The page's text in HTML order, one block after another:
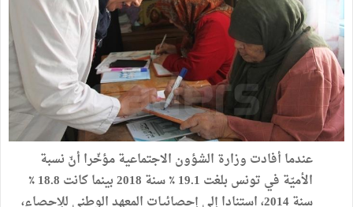
عندما أفادت وزارة الشؤون الاجتماعية مؤخّرا أنّ نسبة
الأميّة في تونس بلغت 19.1 ٪ سنة 2018 بينما كانت 18.8 ٪